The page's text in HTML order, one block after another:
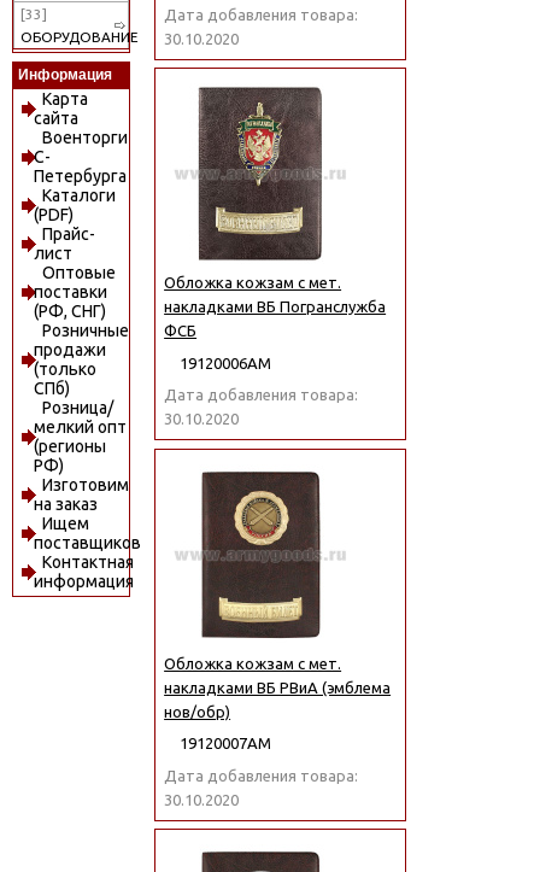
[33]
ОБОРУДОВАНИЕ
Информация
Карта
сайта
Военторги
С-
Петербурга
Каталоги
(PDF)
Прайс-
лист
Оптовые
поставки
(РФ, СНГ)
Розничные
продажи
(только
СПб)
Розница/
мелкий опт
(регионы
РФ)
Изготовим
на заказ
Ищем
поставщиков
Контактная
информация
Дата добавления товара:
30.10.2020
Обложка кожзам с мет.
накладками ВБ Погранслужба
ФСБ
19120006АМ
Дата добавления товара:
30.10.2020
Обложка кожзам с мет.
накладками ВБ РВиА (эмблема
нов/обр)
19120007АМ
Дата добавления товара:
30.10.2020